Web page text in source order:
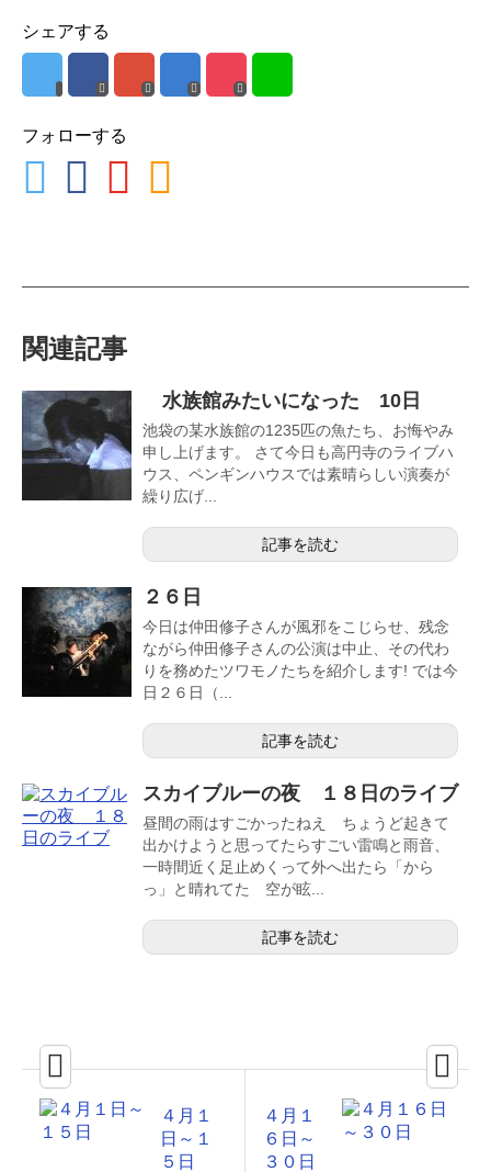
シェアする
フォローする
関連記事
水族館みたいになった 10日
池袋の某水族館の1235匹の魚たち、お悔やみ
申し上げます。 さて今日も高円寺のライブハ
ウス、ペンギンハウスでは素晴らしい演奏が
繰り広げ...
記事を読む
２６日
今日は仲田修子さんが風邪をこじらせ、残念
ながら仲田修子さんの公演は中止、その代わ
りを務めたツワモノたちを紹介します! では今
日２６日（...
記事を読む
スカイブルーの夜 １８日のライブ
昼間の雨はすごかったねえ ちょうど起きて
出かけようと思ってたらすごい雷鳴と雨音、
一時間近く足止めくって外へ出たら「から
っ」と晴れてた 空が眩...
記事を読む
４月１
日～１
５日
４月１
６日～
３０日